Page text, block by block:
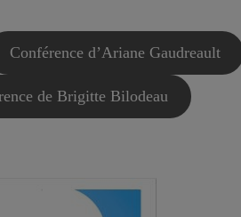
Conférence d’Ariane Gaudreault
de Brigitte Bilodeau